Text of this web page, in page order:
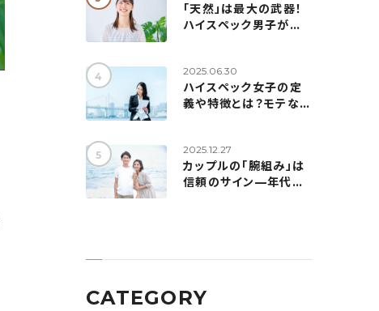
「天然」は最大の武器！
ハイスペック男子が惹
2025.06.30
ハイスペック女子の定
義や特徴とは？モテない
2025.12.27
カップルの「腕組み」は
信頼のサイン—年代別
CATEGORY